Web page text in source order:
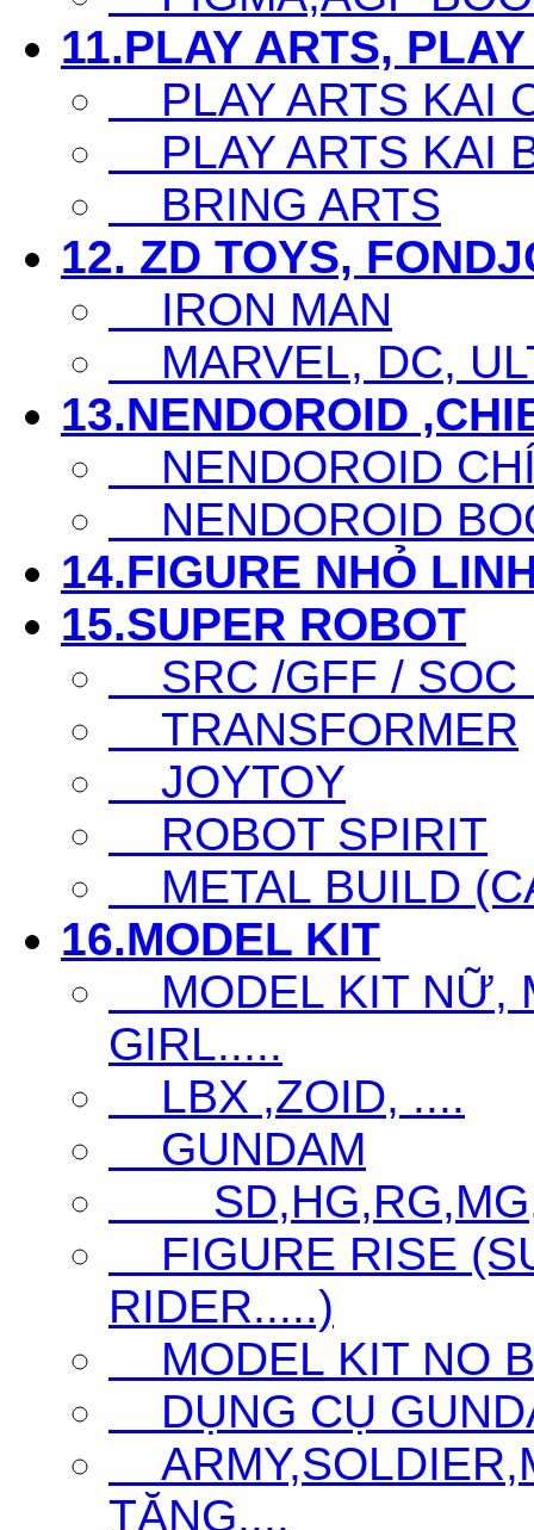
11.PLAY ARTS,
PLAY ARTS KAI
PLAY ARTS KAI
BRING ARTS
12. ZD TOYS,
IRON MAN
MARVEL, DC,
13.NENDOROID
NENDOROID
NENDOROID
14.FIGURE NHỎ
15.SUPER ROBOT
SRC /GFF / SOC
TRANSFORMER
JOYTOY
ROBOT SPIRIT
METAL BUILD
16.MODEL KIT
MODEL KIT NỮ,
GIRL.....
LBX ,ZOID, ....
GUNDAM
FIGURE RISE
RIDER.....)
MODEL KIT NO
DỤNG CỤ
TĂNG....